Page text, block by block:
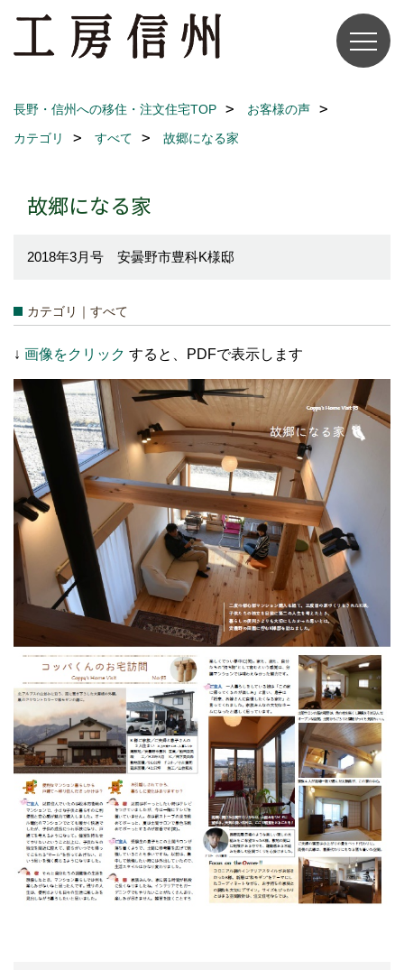
長野・信州への移住・注文住宅TOP
お客様の声
カテゴリ
すべて 故郷になる家
故郷になる家
2018年3月号 安曇野市豊科K様邸
カテゴリ｜すべて
↓ 画像をクリック すると、PDFで表示します